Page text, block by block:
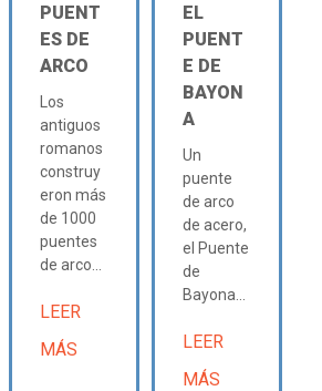
PUENT
ES DE
ARCO
Los
antiguos
romanos
construy
eron más
de 1000
puentes
de arco...
LEER
MÁS
EL
PUENT
E DE
BAYON
A
Un
puente
de arco
de acero,
el Puente
de
Bayona...
LEER
MÁS